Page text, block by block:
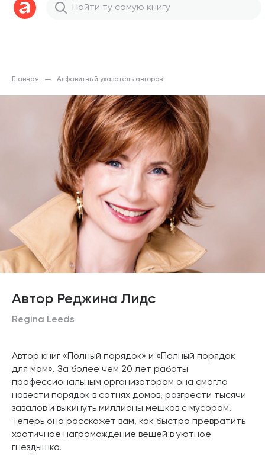
Главная Алфавитный указатель авторов
Автор Реджина Лидс
Regina Leeds
Автор книг «Полный порядок» и «Полный порядок
для мам». За более чем 20 лет работы
профессиональным организатором она смогла
навести порядок в сотнях домов, разгрести тысячи
завалов и выкинуть миллионы мешков с мусором.
Теперь она расскажет вам, как быстро превратить
хаотичное нагромождение вещей в уютное
гнездышко.